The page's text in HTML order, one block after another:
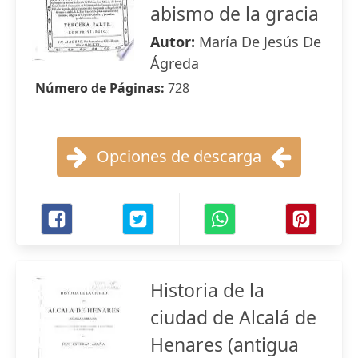
abismo de la gracia
Autor: María De Jesús De
Ágreda
Número de Páginas: 728
Opciones de descarga
Historia de la
ciudad de Alcalá de
Henares (antigua